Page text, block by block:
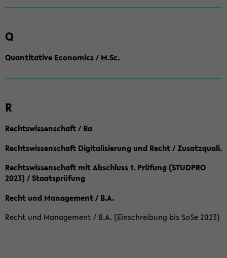
Q
Quantitative Economics / M.Sc.
R
Rechtswissenschaft / Ba
Rechtswissenschaft Digitalisierung und Recht / Zusatzquali.
Rechtswissenschaft mit Abschluss 1. Prüfung (STUDPRO
2023) / Staatsprüfung
Recht und Management / B.A.
Recht und Management / B.A. (Einschreibung bis SoSe 2023)